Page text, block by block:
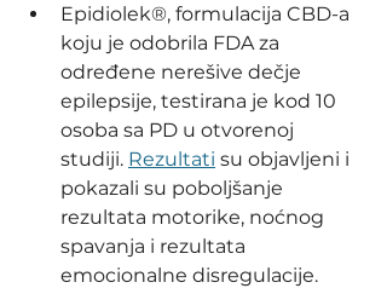
Epidiolek®, formulacija CBD-a
koju je odobrila FDA za
određene nerešive dečje
epilepsije, testirana je kod 10
osoba sa PD u otvorenoj
studiji. Rezultati su objavljeni i
pokazali su poboljšanje
rezultata motorike, noćnog
spavanja i rezultata
emocionalne disregulacije.